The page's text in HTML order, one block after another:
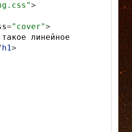
>
="cover">
линейное
h1>